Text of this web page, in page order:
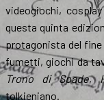
videogiochi,
questa quinta
protagonista del
fumetti, giochi da
Trono di Spade,
tolkieniano.